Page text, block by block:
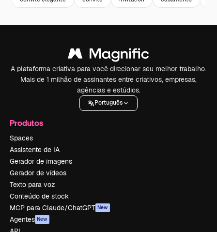
A plataforma criativa para você direcionar seu melhor trabalho.
Mais de 1 milhão de assinantes entre criativos, empresas,
agências e estúdios.
Português
Produtos
Spaces
Assistente de IA
Gerador de imagens
Gerador de vídeos
Texto para voz
Conteúdo de stock
MCP para Claude/ChatGPT New
Agentes New